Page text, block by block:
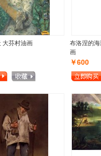
大芬村油画
布洛涅的
画
￥600